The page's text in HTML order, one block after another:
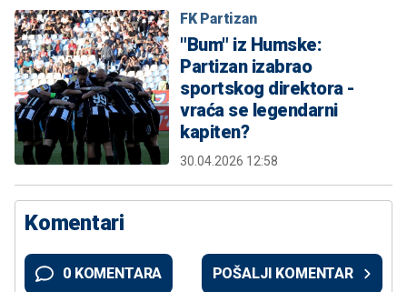
FK Partizan
"Bum" iz Humske:
Partizan izabrao
sportskog direktora -
vraća se legendarni
kapiten?
30.04.2026 12:58
Komentari
0 KOMENTARA POŠALJI KOMENTAR